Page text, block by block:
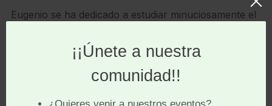
Eugenio se ha dedicado a estudiar minuciosamente el
parcelas de tierra que ofrecen las condiciones más
tintas. Ha adoptado un enfoque meticuloso en la
selección de las